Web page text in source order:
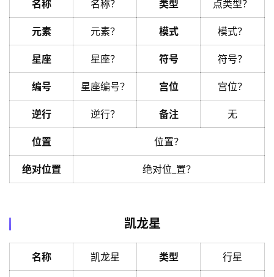
名称 名称？ 类型 点类型？
元素 元素？ 模式 模式？
星座 星座？ 符号 符号？
编号 星座编号？ 宫位 宫位？
逆行 逆行？ 备注 无
位置 位置？
绝对位置 绝对位_置？
凯龙星
名称 凯龙星 类型 行星